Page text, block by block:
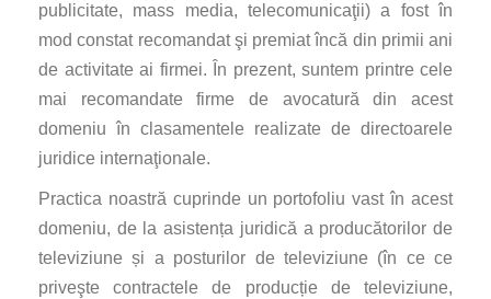
publicitate, mass media, telecomunicaţii) a fost în
mod constat recomandat şi premiat încă din primii ani
de activitate ai firmei. În prezent, suntem printre cele
mai recomandate firme de avocatură din acest
domeniu în clasamentele realizate de directoarele
juridice internaţionale.
Practica noastră cuprinde un portofoliu vast în acest
domeniu, de la asistența juridică a producătorilor de
televiziune și a posturilor de televiziune (în ce ce
priveşte contractele de producție de televiziune,